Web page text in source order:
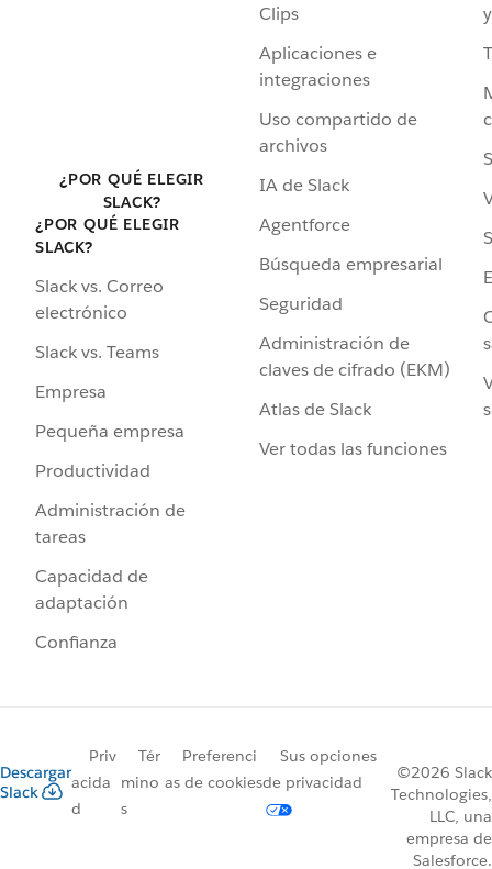
¿POR QUÉ ELEGIR
SLACK?
¿POR QUÉ ELEGIR
SLACK?
Slack vs. Correo
electrónico
Slack vs. Teams
Empresa
Pequeña empresa
Productividad
Administración de
tareas
Capacidad de
adaptación
Confianza
Clips
Aplicaciones e
integraciones
Uso compartido de
archivos
IA de Slack
Agentforce
Búsqueda empresarial
Seguridad
Administración de
claves de cifrado (EKM)
Atlas de Slack
Ver todas las funciones
Descargar
Slack
Priv
acida
d
Tér
mino
s
Preferenci
as de cookies
Sus opciones
de privacidad
©2026 Slack
Technologies,
LLC, una
empresa de
Salesforce.